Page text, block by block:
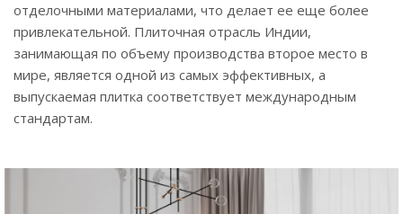
отделочными материалами, что делает ее еще более
привлекательной. Плиточная отрасль Индии,
занимающая по объему производства второе место в
мире, является одной из самых эффективных, а
выпускаемая плитка соответствует международным
стандартам.